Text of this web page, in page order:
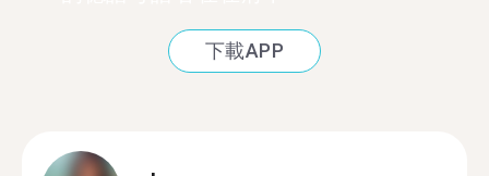
下載APP